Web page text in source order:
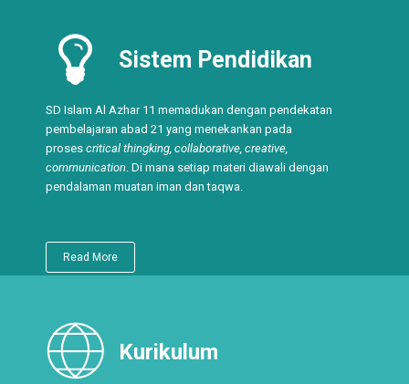
Sistem Pendidikan
SD Islam Al Azhar 11 memadukan dengan pendekatan
pembelajaran abad 21 yang menekankan pada
proses critical thingking, collaborative, creative,
communication. Di mana setiap materi diawali dengan
pendalaman muatan iman dan taqwa.
Read More
Kurikulum